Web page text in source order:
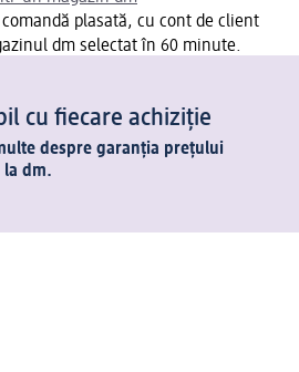
plasată, cu cont de client
dm selectat în 60 minute.
cu fiecare achiziție
despre garanția prețului
la dm.